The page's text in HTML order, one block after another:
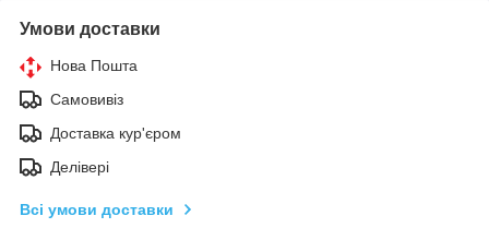
Умови доставки
Нова Пошта
Самовивіз
Доставка кур'єром
Делівері
Всі умови доставки